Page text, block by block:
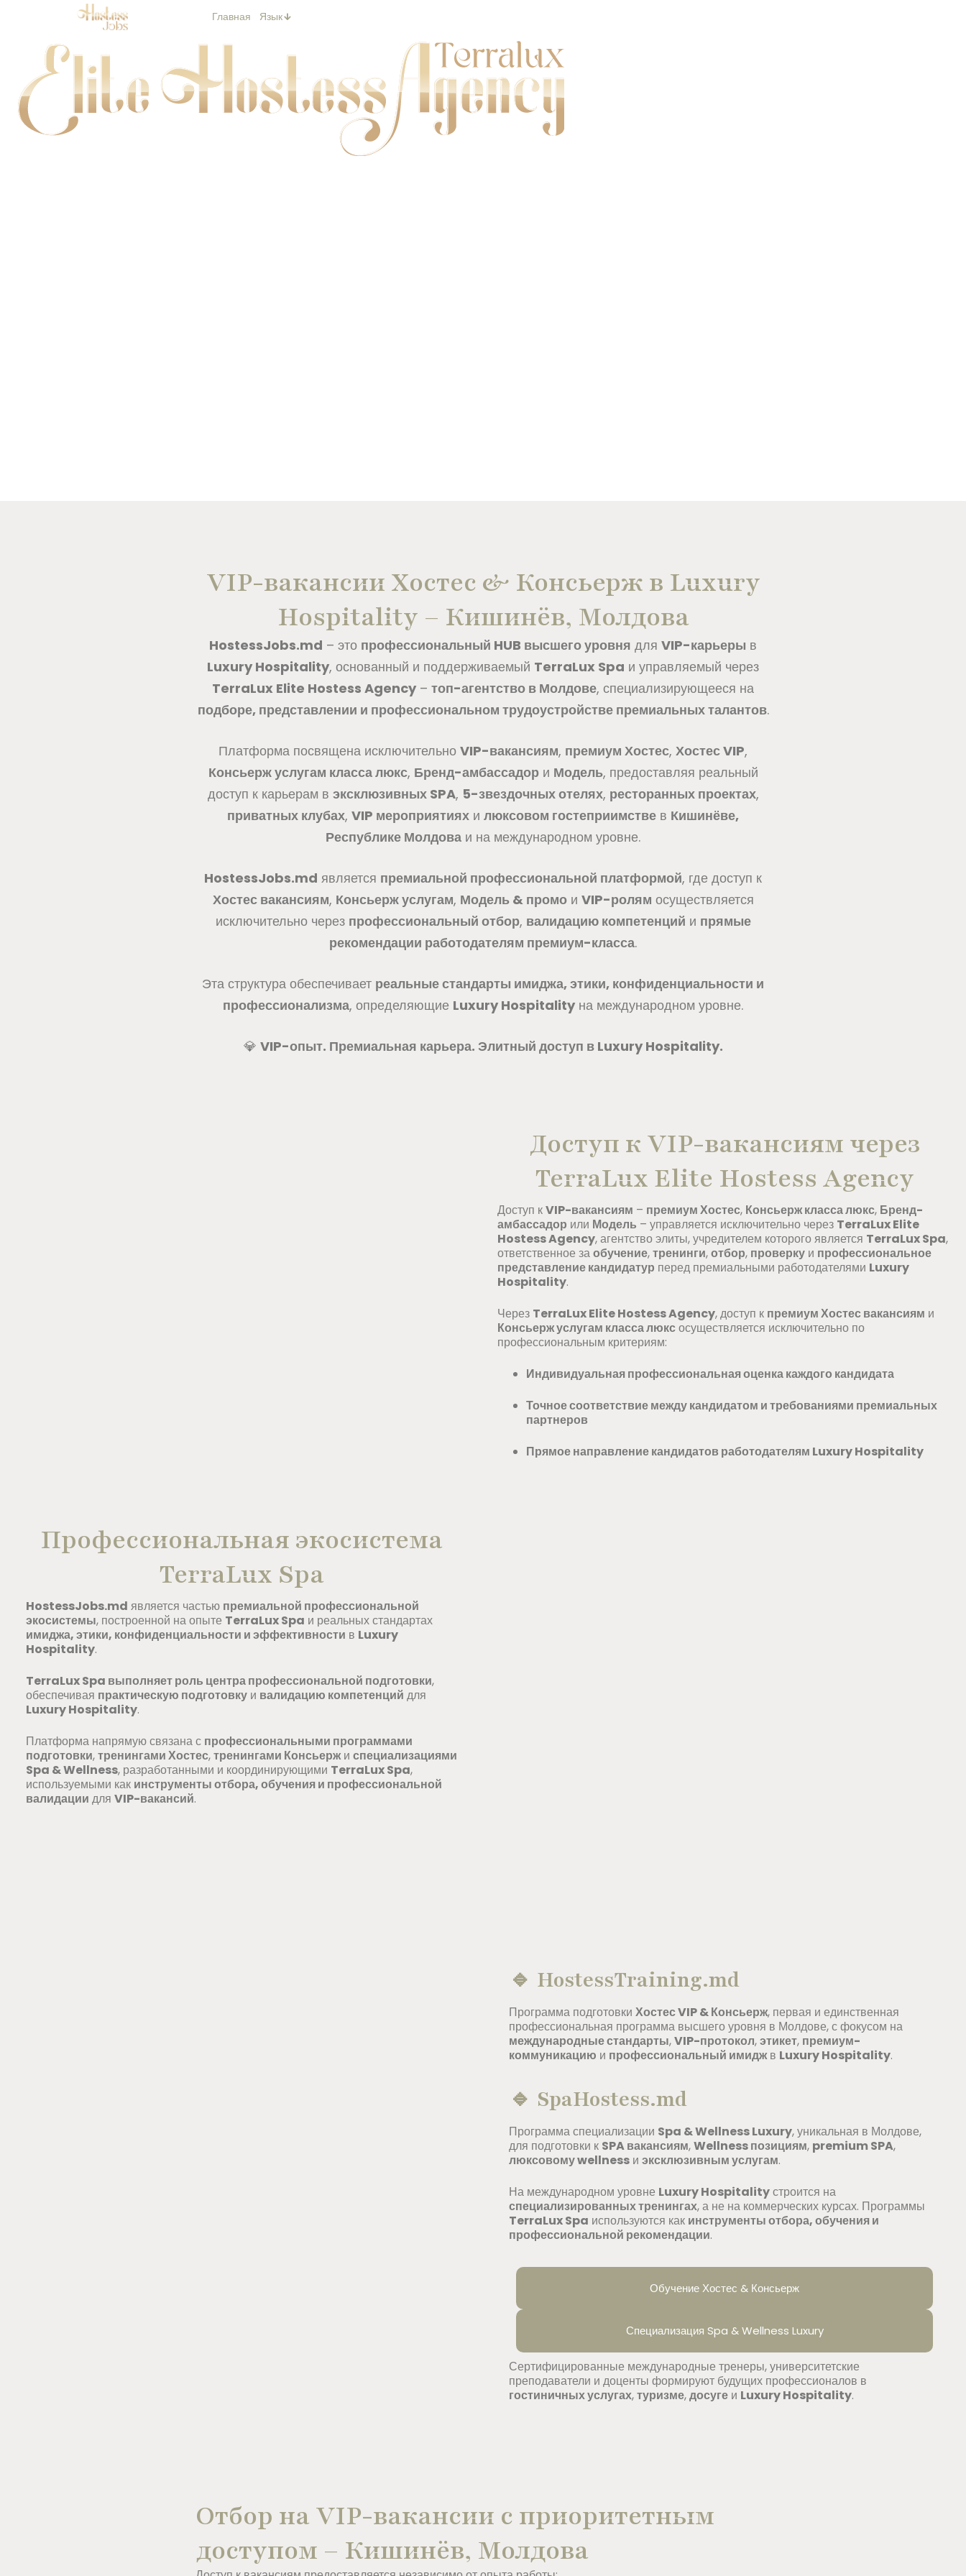
Главная Язык
VIP-вакансии Хостес & Консьерж в Luxury
Hospitality – Кишинёв, Молдова
HostessJobs.md – это профессиональный HUB высшего уровня для VIP-карьеры в
Luxury Hospitality, основанный и поддерживаемый TerraLux Spa и управляемый через
TerraLux Elite Hostess Agency – топ-агентство в Молдове, специализирующееся на
подборе, представлении и профессиональном трудоустройстве премиальных талантов.
Платформа посвящена исключительно VIP-вакансиям, премиум Хостес, Хостес VIP,
Консьерж услугам класса люкс, Бренд-амбассадори Модель, предоставляя реальный
доступ к карьерам в эксклюзивных SPA, 5-звездочных отелях, ресторанных проектах,
приватных клубах, VIP мероприятиях и люксовом гостеприимстве в Кишинёве,
Республике Молдова и на международном уровне.
HostessJobs.md является премиальной профессиональной платформой, где доступ к
Хостес вакансиям, Консьерж услугам, Модель & промои VIP-ролям осуществляется
исключительно через профессиональный отбор, валидацию компетенций и прямые
рекомендации работодателям премиум-класса.
Эта структура обеспечивает реальные стандарты имиджа, этики, конфиденциальности и
профессионализма, определяющие Luxury Hospitality на международном уровне.
💎 VIP-опыт. Премиальная карьера. Элитный доступ в Luxury Hospitality.
Доступ к VIP-вакансиям через
TerraLux Elite Hostess Agency
Доступ кVIP-вакансиям – премиум Хостес, Консьерж класса люкс, Бренд-
амбассадор или Модель – управляется исключительно через TerraLux Elite
Hostess Agency, агентство элиты, учредителем которого является TerraLux Spa,
ответственное заобучение,тренинги,отбор, проверку и профессиональное
представление кандидатур перед премиальными работодателями Luxury
Hospitality.
Через TerraLux Elite Hostess Agency, доступ к премиум Хостес вакансиям и
Консьерж услугам класса люксосуществляется исключительно по
профессиональным критериям:
Индивидуальная профессиональная оценка каждого кандидата
Точное соответствие между кандидатом и требованиями премиальных
партнеров
Прямое направление кандидатов работодателям Luxury Hospitality
Профессиональная экосистема
TerraLux Spa
HostessJobs.md является частью премиальной профессиональной
экосистемы, построенной на опыте TerraLux Spa и реальных стандартах
имиджа, этики, конфиденциальности и эффективности в Luxury
Hospitality.
TerraLux Spa выполняет роль центра профессиональной подготовки,
обеспечивая практическую подготовку и валидацию компетенций для
Luxury Hospitality.
Платформа напрямую связана с профессиональными программами
подготовки,тренингами Хостес,тренингами Консьержи специализациями
Spa & Wellness, разработанными и координирующими TerraLux Spa,
используемыми как инструменты отбора, обучения и профессиональной
валидации для VIP-вакансий.
🔹 HostessTraining.md
Программа подготовки Хостес VIP & Консьерж, первая и единственная
профессиональная программа высшего уровня в Молдове, с фокусом на
международные стандарты,VIP-протокол,этикет, премиум-
коммуникацию и профессиональный имиджв Luxury Hospitality.
🔹 SpaHostess.md
Программа специализации Spa & Wellness Luxury, уникальная в Молдове,
для подготовки к SPA вакансиям,Wellness позициям, premium SPA,
люксовому wellness и эксклюзивным услугам.
На международном уровне Luxury Hospitalityстроится на
специализированных тренингах, а не на коммерческих курсах. Программы
TerraLux Spa используются как инструменты отбора, обучения и
профессиональной рекомендации.
Обучение Хостес & Консьерж
Специализация Spa & Wellness Luxury
Сертифицированные международные тренеры, университетские
преподаватели и доценты формируют будущих профессионалов в
гостиничных услугах,туризме,досуге и Luxury Hospitality.
Отбор на VIP-вакансии с приоритетным
доступом – Кишинёв, Молдова